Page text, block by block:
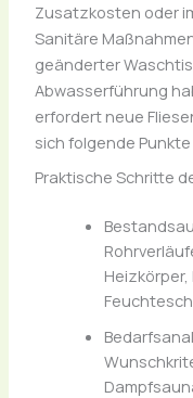
Zusatzkosten oder
Sanitäre
geänderter
Abwasserführung
erfordert neue
sich folgende
Praktische Schritte